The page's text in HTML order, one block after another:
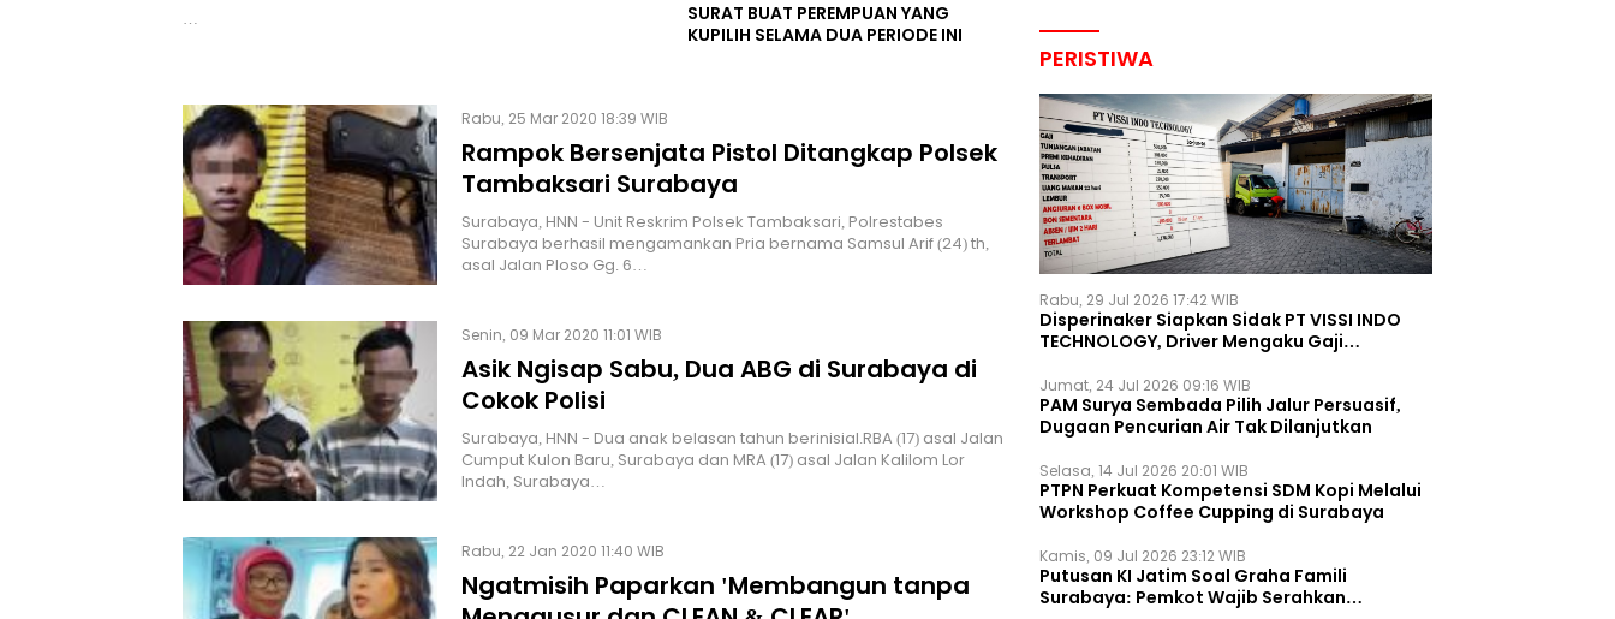
…
SURAT BUAT PEREMPUAN YANG
KUPILIH SELAMA DUA PERIODE INI
Rabu, 25 Mar 2020 18:39 WIB
Rampok Bersenjata Pistol Ditangkap Polsek
Tambaksari Surabaya
Surabaya, HNN - Unit Reskrim Polsek Tambaksari, Polrestabes
Surabaya berhasil mengamankan Pria bernama Samsul Arif (24) th,
asal Jalan Ploso Gg. 6…
Senin, 09 Mar 2020 11:01 WIB
Asik Ngisap Sabu, Dua ABG di Surabaya di
Cokok Polisi
Surabaya, HNN - Dua anak belasan tahun berinisial.RBA (17) asal Jalan
Cumput Kulon Baru, Surabaya dan MRA (17) asal Jalan Kalilom Lor
Indah, Surabaya…
Rabu, 22 Jan 2020 11:40 WIB
Ngatmisih Paparkan 'Membangun tanpa
PERISTIWA
Rabu, 29 Jul 2026 17:42 WIB
Disperinaker Siapkan Sidak PT VISSI INDO
TECHNOLOGY, Driver Mengaku Gaji
Jumat, 24 Jul 2026 09:16 WIB
PAM Surya Sembada Pilih Jalur Persuasif,
Dugaan Pencurian Air Tak Dilanjutkan
Selasa, 14 Jul 2026 20:01 WIB
PTPN Perkuat Kompetensi SDM Kopi Melalui
Workshop Coffee Cupping di Surabaya
Kamis, 09 Jul 2026 23:12 WIB
Putusan KI Jatim Soal Graha Famili
Surabaya: Pemkot Wajib Serahkan